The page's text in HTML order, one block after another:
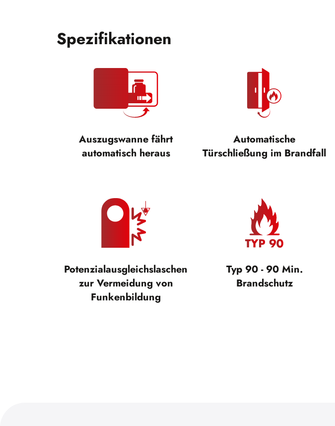
Spezifikationen
Auszugswanne fährt
automatisch heraus
Automatische
Türschließung im Brandfall
Potenzialausgleichslaschen
zur Vermeidung von
Funkenbildung
Typ 90 - 90 Min.
Brandschutz